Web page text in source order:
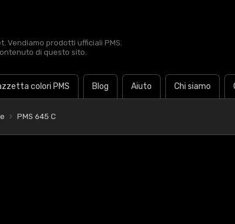
Vendiamo prodotti ufficiali PMS.
di questo sito.
colori PMS Blog Aiuto Chi siamo
PMS 645 C